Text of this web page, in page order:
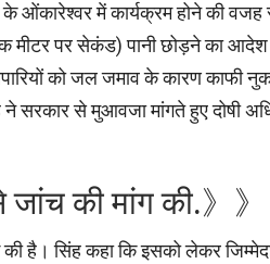
के ओंकारेश्वर में कार्यक्रम होने की
पर सेकंड) पानी छोड़ने का आदेश
को जल जमाव के कारण काफी
से मुआवजा मांगते हुए दोषी
जांच की मांग की.》》
है। सिंह कहा कि इसको लेकर